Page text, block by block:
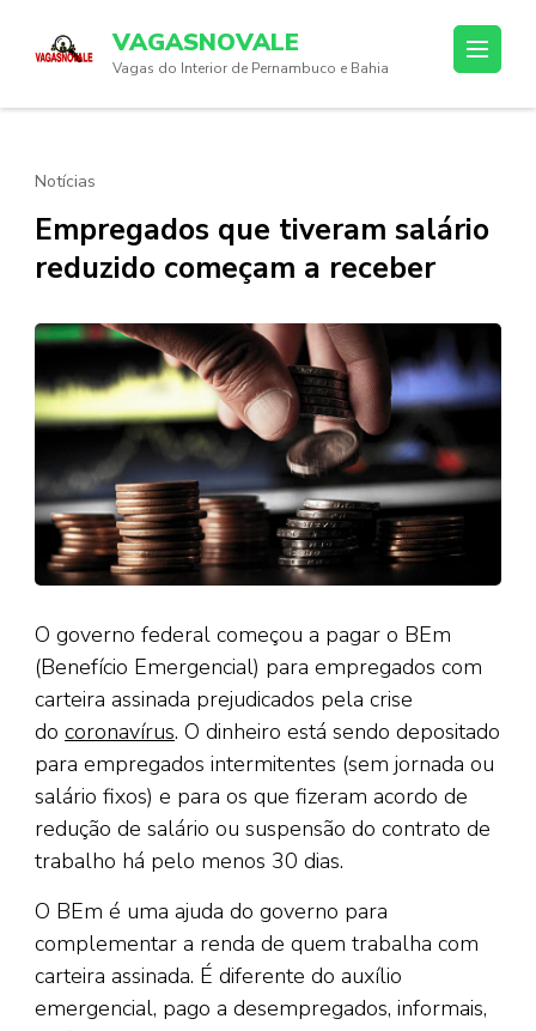
(Press
VAGASNOVALE
Vagas do Interior de Pernambuco e Bahia
Notícias
Empregados que tiveram salário
reduzido começam a receber
O governo federal começou a pagar o BEm
(Benefício Emergencial) para empregados com
carteira assinada prejudicados pela crise
do coronavírus. O dinheiro está sendo depositado
para empregados intermitentes (sem jornada ou
salário fixos) e para os que fizeram acordo de
redução de salário ou suspensão do contrato de
trabalho há pelo menos 30 dias.
O BEm é uma ajuda do governo para
complementar a renda de quem trabalha com
carteira assinada. É diferente do auxílio
emergencial, pago a desempregados, informais,